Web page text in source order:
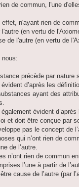
de commun, l'une
n'ayant rien de
(en vertu de
de l'autre (en vertu de
nous:
précède par nature
d’après les
ayant des
évident
et doit être conçue par
pas le concept de
qui n’ont rien de
de l’autre.
n’ont rien de commun
l’une à partir de
cause de l’autre (par